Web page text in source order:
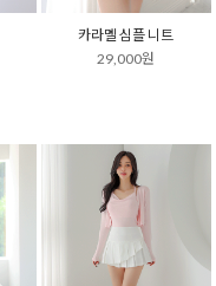
카라멜 심플 니트
29,000원